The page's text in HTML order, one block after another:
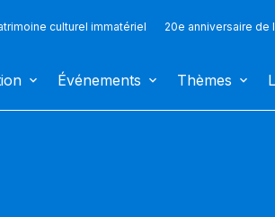
culturel immatériel 20e anniversaire de
Événements Thèmes